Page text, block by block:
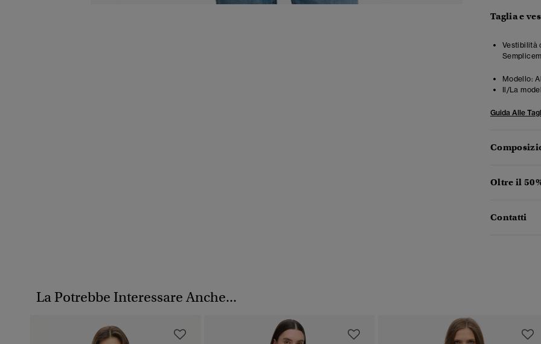
Taglia e
Vestibilità
Modello:
Il/La
Guida Alle
Oltre il
Contatti
La Potrebbe Interessare Anche...